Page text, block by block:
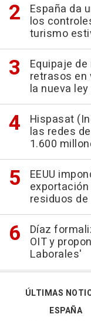
España da
los
turismo
Equipaje
retrasos en
la nueva
Hispasat
las redes
1.600
EEUU
residuos
Díaz
OIT y
Laborales'
ÚLTIMAS
ESPAÑA